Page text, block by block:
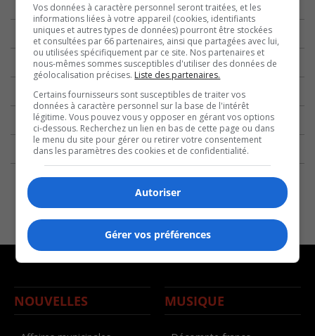
NOUVELLES MUSIQUE
Vos données à caractère personnel seront traitées, et les
informations liées à votre appareil (cookies, identifiants
uniques et autres types de données) pourront être stockées
et consultées par 66 partenaires, ainsi que partagées avec lui,
ou utilisées spécifiquement par ce site. Nos partenaires et
nous-mêmes sommes susceptibles d'utiliser des données de
géolocalisation précises. Liste des partenaires.
Certains fournisseurs sont susceptibles de traiter vos
données à caractère personnel sur la base de l'intérêt
légitime. Vous pouvez vous y opposer en gérant vos options
ci-dessous. Recherchez un lien en bas de cette page ou dans
le menu du site pour gérer ou retirer votre consentement
dans les paramètres des cookies et de confidentialité.
Autoriser
Gérer vos préférences